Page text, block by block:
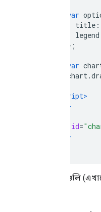
var
title :
legend
};
var
chart.
</script>
</head>
id=
</body>
লেবেলগুলি